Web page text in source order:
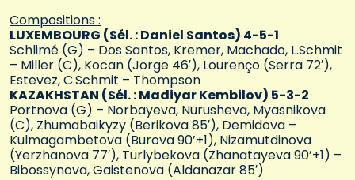
Compositions :
LUXEMBOURG (Sél. : Daniel Santos) 4-5-1
Schlimé (G) – Dos Santos, Kremer, Machado, L.Schmit
– Miller (C), Kocan (Jorge 46′), Lourenço (Serra 72′),
Estevez, C.Schmit – Thompson
KAZAKHSTAN (Sél. : Madiyar Kembilov) 5-3-2
Portnova (G) – Norbayeva, Nurusheva, Myasnikova
(C), Zhumabaikyzy (Berikova 85′), Demidova –
Kulmagambetova (Burova 90’+1), Nizamutdinova
(Yerzhanova 77′), Turlybekova (Zhanatayeva 90’+1) –
Bibossynova, Gaistenova (Aldanazar 85′)